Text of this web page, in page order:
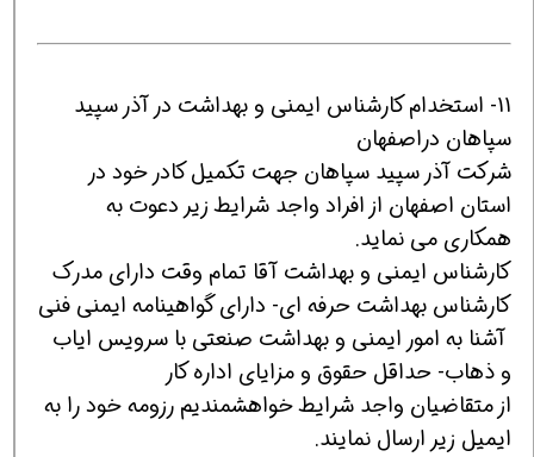
11- استخدام کارشناس ایمنی و بهداشت در آذر سپید
سپاهان دراصفهان
شرکت آذر سپید سپاهان جهت تکمیل کادر خود در
استان اصفهان از افراد واجد شرایط زیر دعوت به
همکاری می نماید.
کارشناس ایمنی و بهداشت آقا تمام وقت دارای مدرک
کارشناس بهداشت حرفه ای- دارای گواهینامه ایمنی فنی
آشنا به امور ایمنی و بهداشت صنعتی با سرویس ایاب
و ذهاب- حداقل حقوق و مزایای اداره کار
از متقاضیان واجد شرایط خواهشمندیم رزومه خود را به
ایمیل زیر ارسال نمایند.